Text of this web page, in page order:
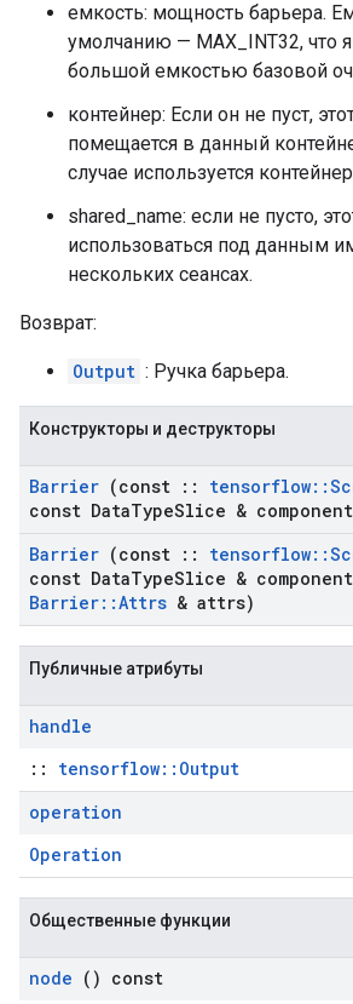
емкость: мощность барьера.
умолчанию — MAX_INT32, что
большой емкостью базовой
контейнер: Если он не пуст,
помещается в данный
случае используется
shared_name: если не пусто,
использоваться под данным
нескольких сеансах.
Возврат:
Output : Ручка барьера.
Конструкторы и деструкторы
Barrier (const :: tensorflow::
const DataTypeSlice & component
Barrier (const :: tensorflow::
const DataTypeSlice & component
Barrier::Attrs & attrs)
Публичные атрибуты
handle
:: tensorflow::Output
operation
Operation
Общественные функции
node () const